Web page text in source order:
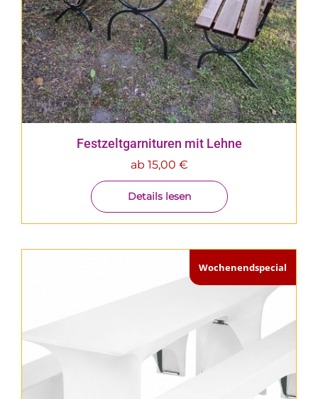
Festzeltgarnituren mit Lehne
ab 15,00 €
Details lesen
Wochenendspecial